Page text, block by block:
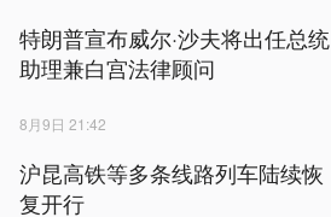
特朗普宣布威尔·沙夫将出任总统
助理兼白宫法律顾问
8月9日 21:42
沪昆高铁等多条线路列车陆续恢
复开行